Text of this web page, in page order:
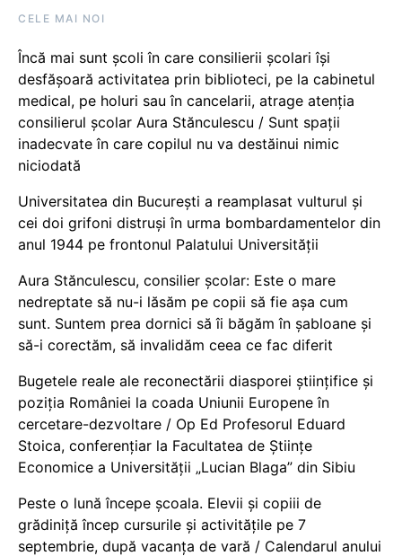
CELE MAI NOI
Încă mai sunt școli în care consilierii școlari își
desfășoară activitatea prin biblioteci, pe la cabinetul
medical, pe holuri sau în cancelarii, atrage atenția
consilierul școlar Aura Stănculescu / Sunt spații
inadecvate în care copilul nu va destăinui nimic
niciodată
Universitatea din București a reamplasat vulturul și
cei doi grifoni distruși în urma bombardamentelor din
anul 1944 pe frontonul Palatului Universității
Aura Stănculescu, consilier școlar: Este o mare
nedreptate să nu-i lăsăm pe copii să fie așa cum
sunt. Suntem prea dornici să îi băgăm în șabloane și
să-i corectăm, să invalidăm ceea ce fac diferit
Bugetele reale ale reconectării diasporei științifice și
poziția României la coada Uniunii Europene în
cercetare-dezvoltare / Op Ed Profesorul Eduard
Stoica, conferențiar la Facultatea de Științe
Economice a Universității „Lucian Blaga” din Sibiu
Peste o lună începe școala. Elevii și copiii de
grădiniță încep cursurile și activitățile pe 7
septembrie, după vacanța de vară / Calendarul anului